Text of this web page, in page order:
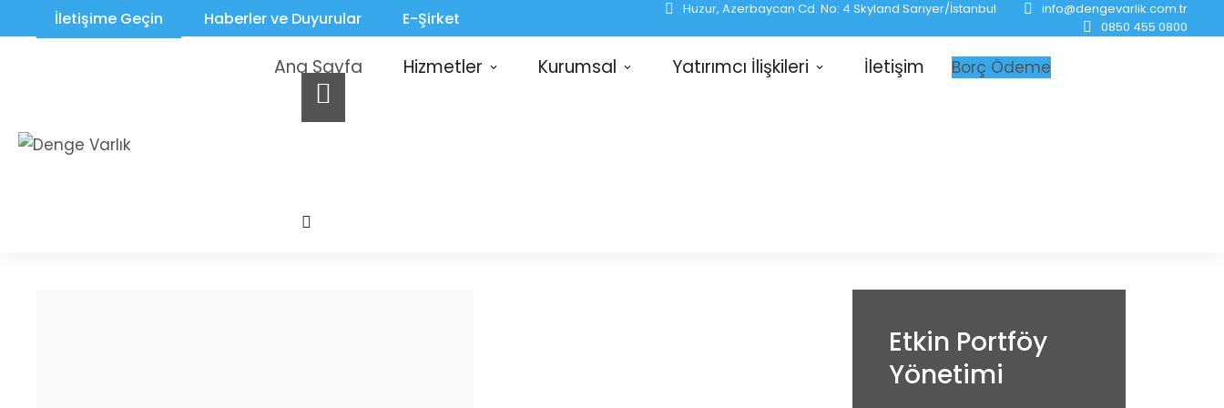
İletişime Geçin Haberler ve Duyurular E-Şirket Huzur, Azerbaycan Cd. No: 4 Skyland Sarıyer/İstanbul
info@dengevarlik.com.tr
0850 455 0800
Ana Sayfa Hizmetler Kurumsal Yatırımcı İlişkileri İletişim Borç Ödeme
Etkin Portföy
Yönetimi